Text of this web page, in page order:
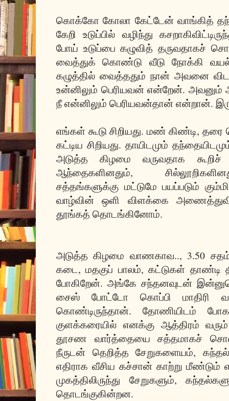
கொக்கோ கோலா கேட்டேன் வாங்கித்
கேறி உடுப்பில் வழிந்து
போய் உடுப்பை கழுவித் தருவதாகச்
வைத்துக் கொண்டு வீடு நோக்கி
கழுத்தில் வைத்ததும் நான் அவனை
உன்னிலும் பெரியவன் என்றேன்.
நீ என்னிலும் பெரியவன்தான் என்றான்.
எங்கள் கூடு சிறியது. மண் கிண்டி,
கட்டிய சிறியது. தாயிடமும்
அடுத்த கிழமை வருவதாக கூறிச்
ஆந்தைகளினதும்,
சத்தங்களுக்கு மட்டுமே பயப்படும்
வாழ்வின் ஒளி விளக்கை
தூங்கத் தொடங்கினோம்.
அடுத்த கிழமை வாணகாவ.., 3.50
கடை, மதகுப் பாலம், கட்டுகள் தாண்டி
போகிறேன். அங்கே சந்தனவுடன்
சைஸ் போட்டோ கொப்பி மாதிரி
கொண்டிருந்தான். தோணியிடம்
குளக்கரையில் எனக்கு ஆத்திரம்
தூசண வார்த்தையை சத்தமாகச்
நீருடன் தெறித்த சேறுகளையம்,
எதிராக வீசிய கச்சான் காற்று
முகத்திலிருந்து சேறுகளும்,
தொடங்குகின்றன.